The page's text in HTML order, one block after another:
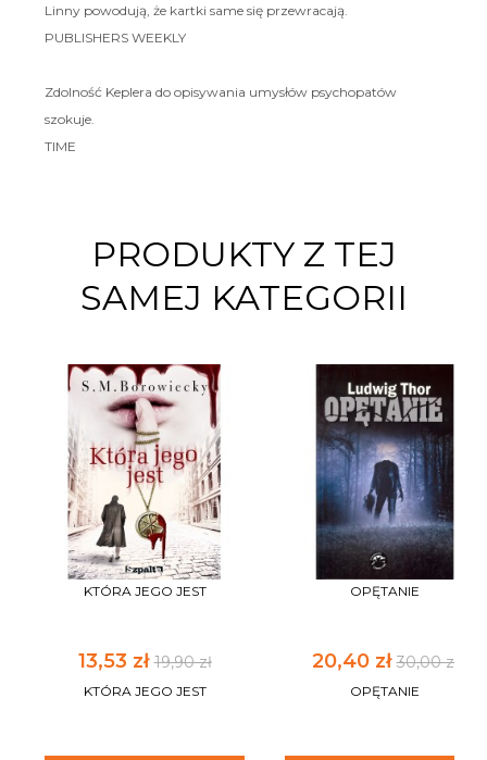
Linny powodują, że kartki same się przewracają.
PUBLISHERS WEEKLY
Zdolność Keplera do opisywania umysłów psychopatów
szokuje.
TIME
PRODUKTY Z TEJ
SAMEJ KATEGORII
KTÓRA JEGO JEST
13,53 zł19,90 zł
KTÓRA JEGO JEST
OPĘTANIE
20,40 zł30,00 zł
OPĘTANIE